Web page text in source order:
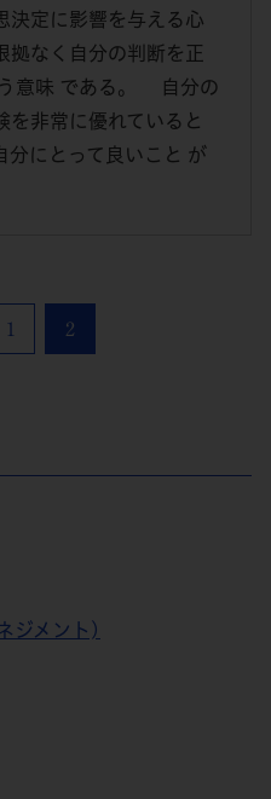
決定に影響を与える心
拠なく自分の判断を正
う意味 である。 自分の
を非常に優れていると
分にとって良いこと が
1 2
ジメント)